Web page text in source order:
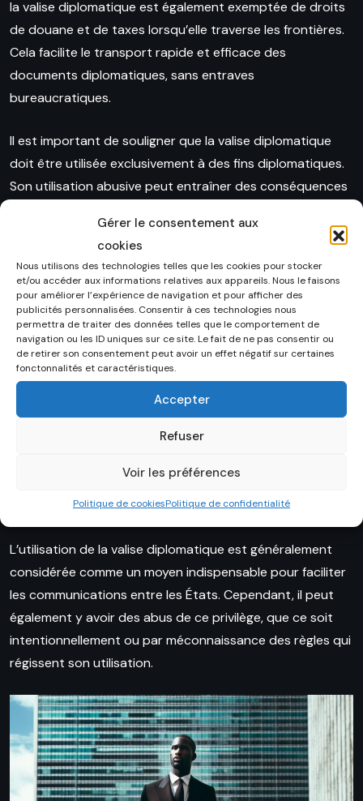
Gérer le consentement aux
cookies
Nous utilisons des technologies telles que les cookies pour stocker
et/ou accéder aux informations relatives aux appareils. Nous le faisons
pour améliorer l’expérience de navigation et pour afficher des
publicités personnalisées. Consentir à ces technologies nous
permettra de traiter des données telles que le comportement de
navigation ou les ID uniques sur ce site. Le fait de ne pas consentir ou
de retirer son consentement peut avoir un effet négatif sur certaines
fonctonnalités et caractéristiques.
Accepter
Refuser
Voir les préférences
Politique de cookiesPolitique de confidentialité
la valise diplomatique est également exemptée de droits
de douane et de taxes lorsqu’elle traverse les frontières.
Cela facilite le transport rapide et efficace des
documents diplomatiques, sans entraves
bureaucratiques.
Il est important de souligner que la valise diplomatique
doit être utilisée exclusivement à des fins diplomatiques.
Son utilisation abusive peut entraîner des conséquences
diplomatiques à des sanctions internationales.
En conclusion, la valise diplomatique est un outil essentiel
pour les missions diplomatiques, leur permettant de
communiquer en toute sécurité et de préserver la
confidentialité des informations échangées. Tout en
bénéficiant de privilèges et d’immunités, il est crucial de
respecter les limites de l’immunité diplomatique et de ne
pas abuser de ce précieux instrument des relations
Utilisation et abus de la valise
diplomatique
L’utilisation de la valise diplomatique est généralement
considérée comme un moyen indispensable pour faciliter
les communications entre les États. Cependant, il peut
également y avoir des abus de ce privilège, que ce soit
intentionnellement ou par méconnaissance des règles qui
régissent son utilisation.